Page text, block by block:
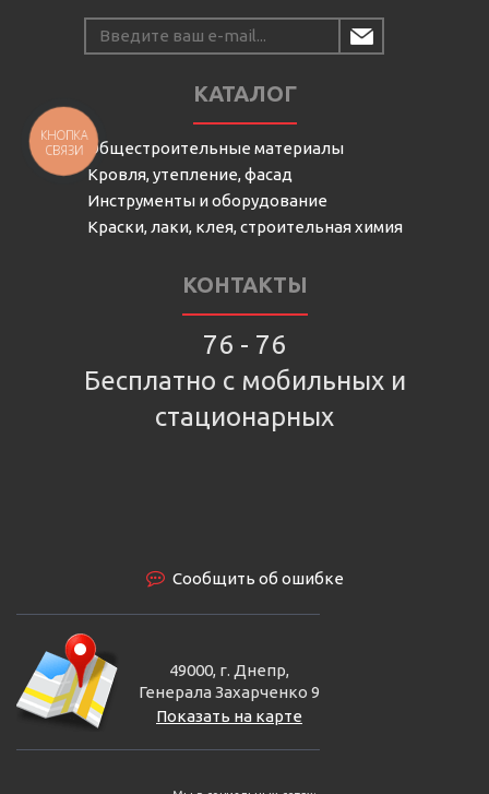
КАТАЛОГ
Общестроительные материалы
Кровля, утепление, фасад
Инструменты и оборудование
Краски, лаки, клея, строительная химия
КОНТАКТЫ
76 - 76
Бесплатно с мобильных и
стационарных
Сообщить об ошибке
49000, г. Днепр,
Генерала Захарченко 9
Показать на карте
КНОПКА
СВЯЗИ